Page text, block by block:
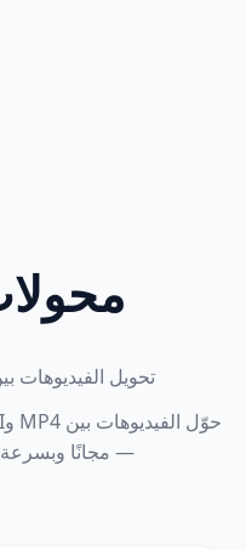
تحويل الفيديوهات
— مجانًا